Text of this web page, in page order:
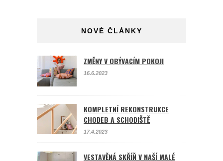
NOVÉ ČLÁNKY
ZMĚNY V OBÝVACÍM POKOJI
16.6.2023
KOMPLETNÍ REKONSTRUKCE
CHODEB A SCHODIŠTĚ
17.4.2023
VESTAVĚNÁ SKŘÍŇ V NAŠÍ MALÉ